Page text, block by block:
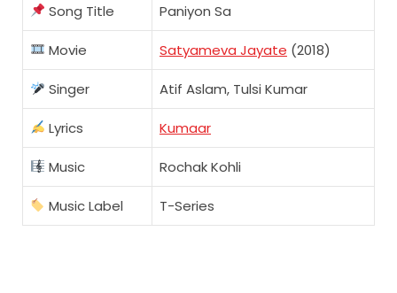
Song Title Paniyon Sa
Movie Satyameva Jayate (2018)
Singer Atif Aslam, Tulsi Kumar
Lyrics Kumaar
Music Rochak Kohli
Music Label T-Series